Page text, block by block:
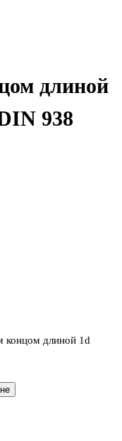
длиной
938
длиной 1d